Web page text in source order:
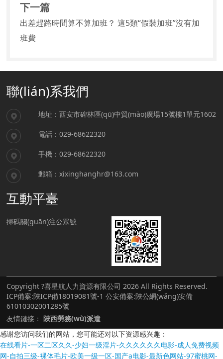
下一篇
出差趕路時間算不算加班？ 這5類“假裝加班”沒有加
班費
聯(lián)系我們
地址：西安市碑林區(qū)中貿(mào)廣場15號樓1單元1602
電話：029-68622320
手機：029-68622320
郵箱：xixinghanghr@163.com
互動平臺
掃碼關(guān)注公眾號
Copyright ?喜星航人力資源有限公司 2026 All Rights Reserved.
ICP備案:陜ICP備18019081號-1 公安備案:陜公網(wǎng)安備
61010302001285號
友情鏈接：陜西勞務(wù)派遣
感谢您访问我们的网站，您可能还对以下资源感兴趣：
在线看片-一区二区久久-少妇一级淫片-久久久久久久电影-成人免费视频
网-自拍三级-裸体毛片-欧美一级一区-国产a电影-最新色网站-97蜜桃网-